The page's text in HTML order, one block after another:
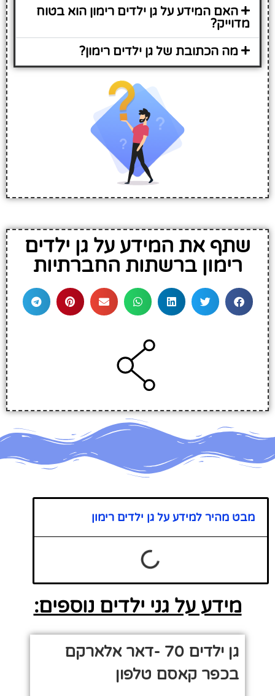
האם המידע על גן ילדים רימון הוא בטוח
מדוייק?
מה הכתובת של גן ילדים רימון?
שתף את המידע על גן ילדים
רימון ברשתות החברתיות
מבט מהיר למידע על גן ילדים רימון
מידע על גני ילדים נוספים:
גן ילדים 70 -דאר אלארקם
בכפר קאסם טלפון